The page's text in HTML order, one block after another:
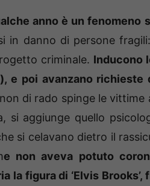
anno è un fenomeno
in danno di persone
criminale. Inducono
e poi avanzano
di rado spinge le vittime
si aggiunge quello
si celavano dietro il
e non aveva potuto
la figura di ‘Elvis